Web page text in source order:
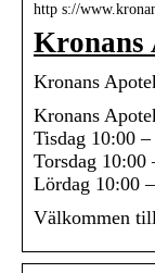
http s://
Kronans
Kronans
Kronans
Tisdag 10:00 –
Torsdag 10:00
Lördag 10:00
Välkommen